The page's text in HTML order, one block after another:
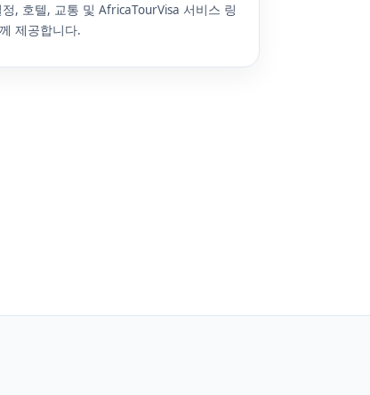
, 호텔, 교통 및 AfricaTourVisa 서비스 링
제공합니다.